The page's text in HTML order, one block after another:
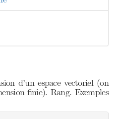
d’un espace vectoriel (on
finie). Rang. Exemples